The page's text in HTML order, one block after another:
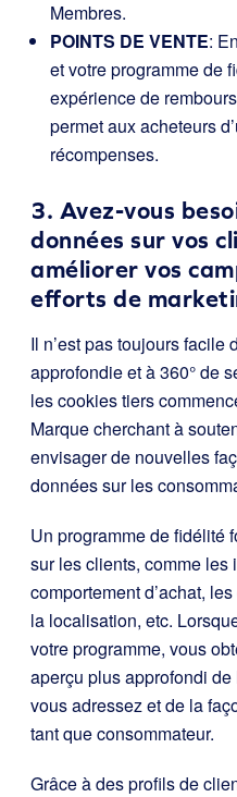
Membres.
POINTS DE VENTE:
et votre programme de
expérience de
permet aux acheteurs
récompenses.
3. Avez-vous
données sur vos
améliorer vos
efforts de
Il n’est pas toujours facile
approfondie et à 360° de
les cookies tiers
Marque cherchant à
envisager de nouvelles
données sur les
Un programme de fidélité
sur les clients, comme les
comportement d’achat,
la localisation, etc.
votre programme, vous
aperçu plus approfondi
vous adressez et de la
tant que consommateur.
Grâce à des profils de